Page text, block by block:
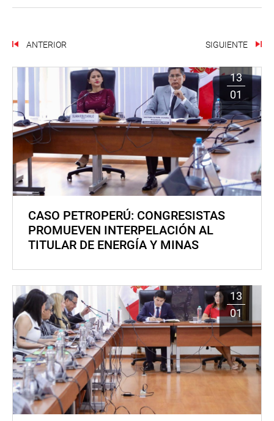
ANTERIOR SIGUIENTE
13
01
CASO PETROPERÚ: CONGRESISTAS
PROMUEVEN INTERPELACIÓN AL
TITULAR DE ENERGÍA Y MINAS
13
01